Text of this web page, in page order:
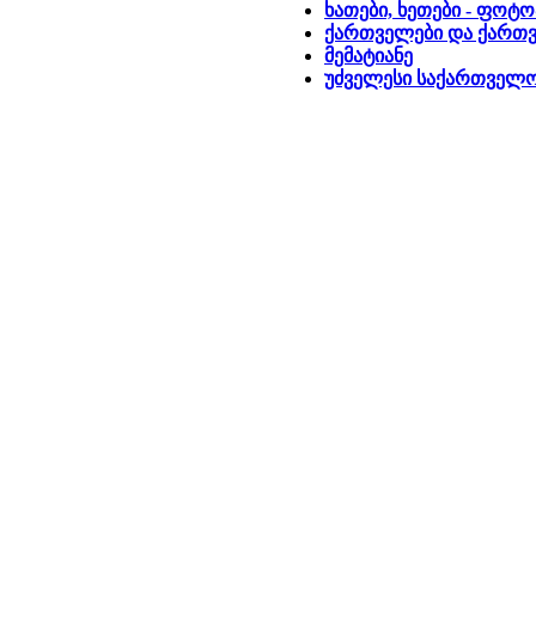
ხათები, ხეთები -
ქართველები და
მემატიანე
უძველესი